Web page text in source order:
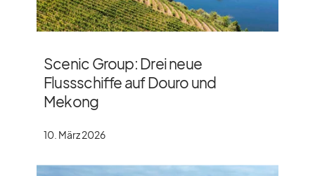
Scenic Group: Drei neue
Flussschiffe auf Douro und
Mekong
10. März 2026